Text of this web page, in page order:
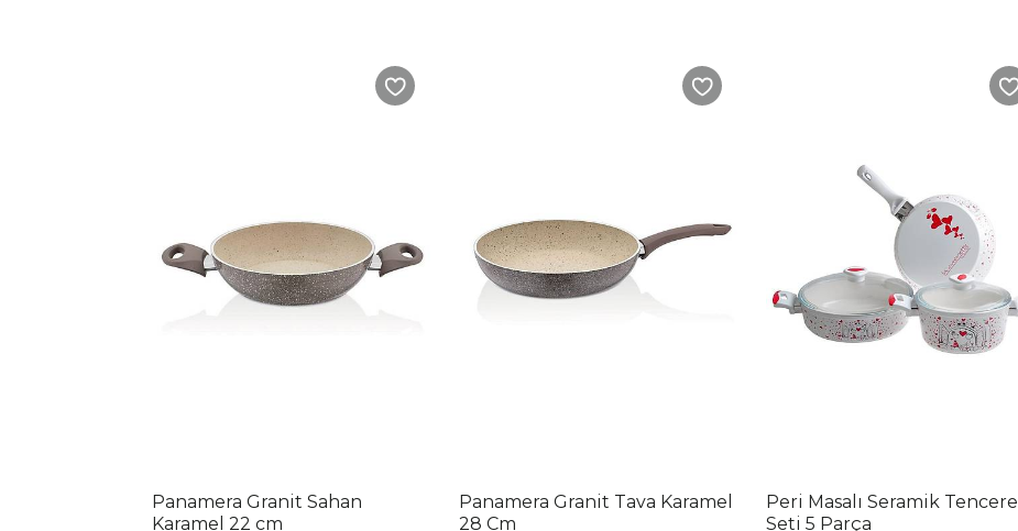
Panamera Granit Sahan
Karamel 22 cm
Panamera Granit Tava Karamel
28 Cm
Peri Masalı Seramik Tencere
Seti 5 Parça